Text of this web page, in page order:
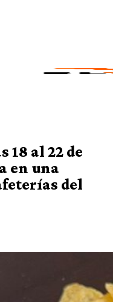
18 al 22 de
en una
del